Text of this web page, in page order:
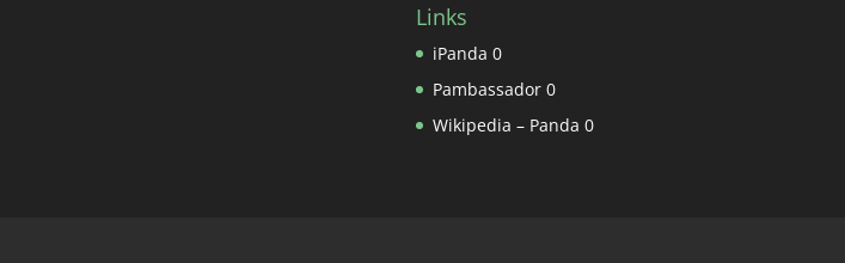
Links
iPanda 0
Pambassador 0
Wikipedia – Panda 0